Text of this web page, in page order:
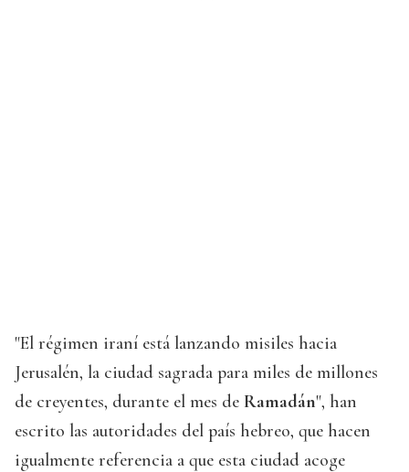
"El régimen iraní está lanzando misiles hacia
Jerusalén, la ciudad sagrada para miles de millones
de creyentes, durante el mes de Ramadán", han
escrito las autoridades del país hebreo, que hacen
igualmente referencia a que esta ciudad acoge